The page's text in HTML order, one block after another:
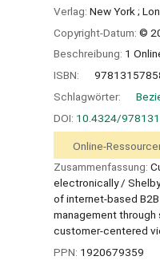
Verlag: New York ;
Copyright-Datum: ©
Beschreibung: 1
ISBN:
Schlagwörter:
DOI: 10.4324/
Online-
Zusammenfassung:
electronically /
of internet-based
management
customer-centered
PPN: 1920679359